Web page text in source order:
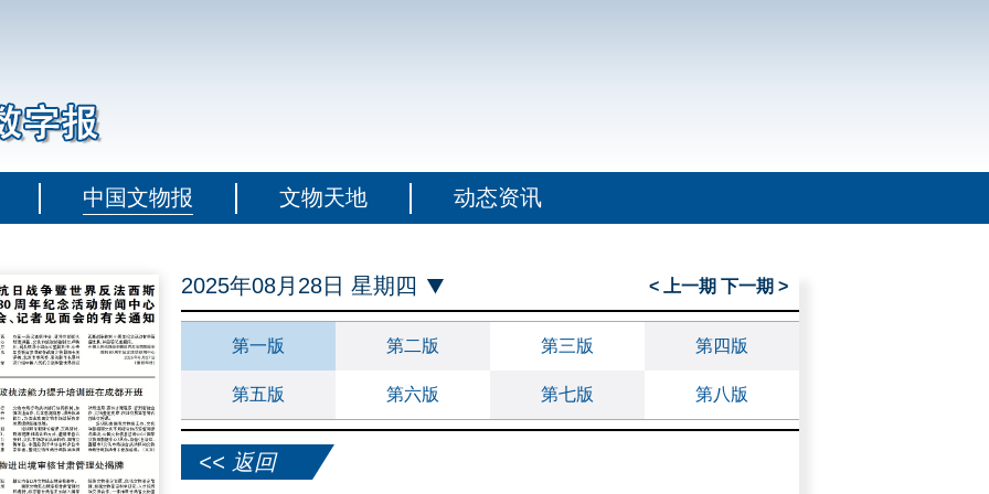
中国文物报 文物天地 动态资讯
2025年08月28日 星期四 < 上一期 下一期 >
第一版 第二版 第三版 第四版
第五版 第六版 第七版 第八版
<< 返回